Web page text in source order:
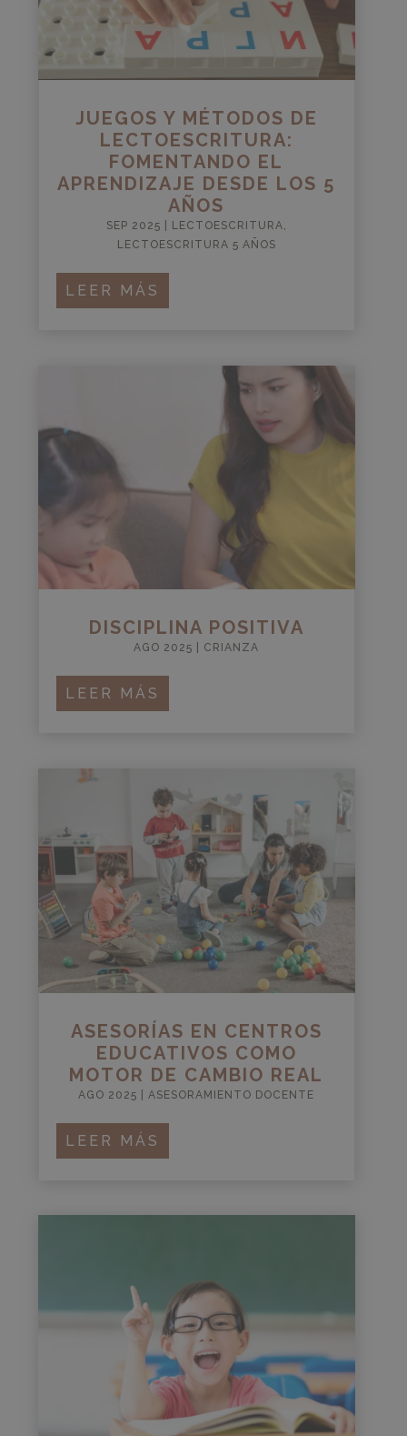
JUEGOS Y MÉTODOS DE
LECTOESCRITURA:
FOMENTANDO EL
APRENDIZAJE DESDE LOS 5
AÑOS
SEP 2025 LECTOESCRITURA,
LECTOESCRITURA 5 AÑOS
LEER MÁS
DISCIPLINA POSITIVA
AGO 2025 CRIANZA
LEER MÁS
ASESORÍAS EN CENTROS
EDUCATIVOS COMO
MOTOR DE CAMBIO REAL
AGO 2025 ASESORAMIENTO DOCENTE
LEER MÁS